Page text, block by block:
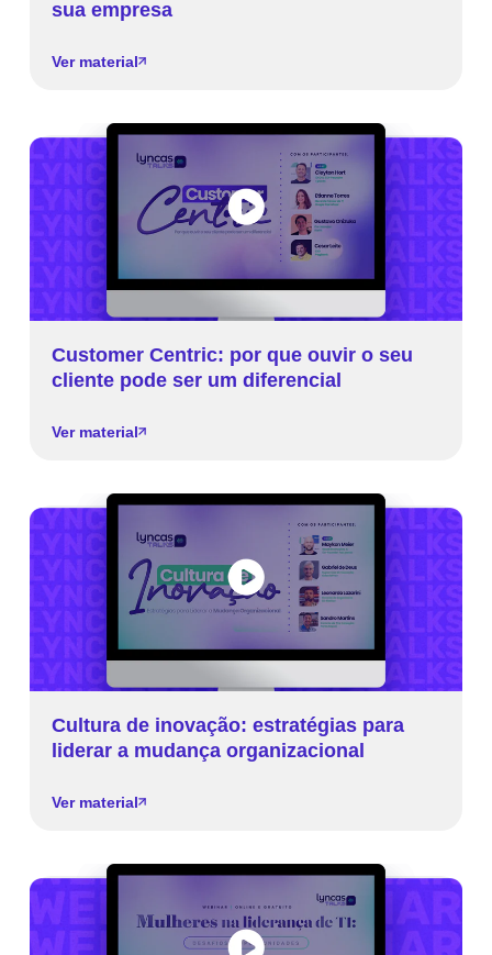
sua empresa
Ver material
Customer Centric: por que ouvir o seu
cliente pode ser um diferencial
Ver material
Cultura de inovação: estratégias para
liderar a mudança organizacional
Ver material